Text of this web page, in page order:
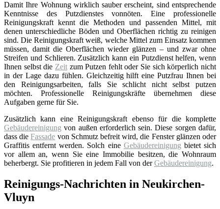
Damit Ihre Wohnung wirklich sauber erscheint, sind entsprechende
Kenntnisse des Putzdienstes vonnöten. Eine professionelle
Reinigungskraft kennt die Methoden und passenden Mittel, mit
denen unterschiedliche Böden und Oberflächen richtig zu reinigen
sind. Die Reinigungskraft weiß, welche Mittel zum Einsatz kommen
müssen, damit die Oberflächen wieder glänzen – und zwar ohne
Streifen und Schlieren. Zusätzlich kann ein Putzdienst helfen, wenn
Ihnen selbst die Zeitzum Putzen fehlt oder Sie sich körperlich nicht
in der Lage dazu fühlen. Gleichzeitig hilft eine Putzfrau Ihnen bei
den Reinigungsarbeiten, falls Sie schlicht nicht selbst putzen
möchten. Professionelle Reinigungskräfte übernehmen diese
Aufgaben gerne für Sie.
Zusätzlich kann eine Reinigungskraft ebenso für die komplette
Gebäudereinigung von außen erforderlich sein. Diese sorgen dafür,
dass dieFassade von Schmutz befreit wird, die Fenster glänzen oder
Graffitis entfernt werden. Solch eine Gebäudereinigung bietet sich
vor allem an, wenn Sie eine Immobilie besitzen, die Wohnraum
beherbergt. Sie profitieren in jedem Fall von derGebäudereinigung.
Reinigungs-Nachrichten in Neukirchen-
Vluyn